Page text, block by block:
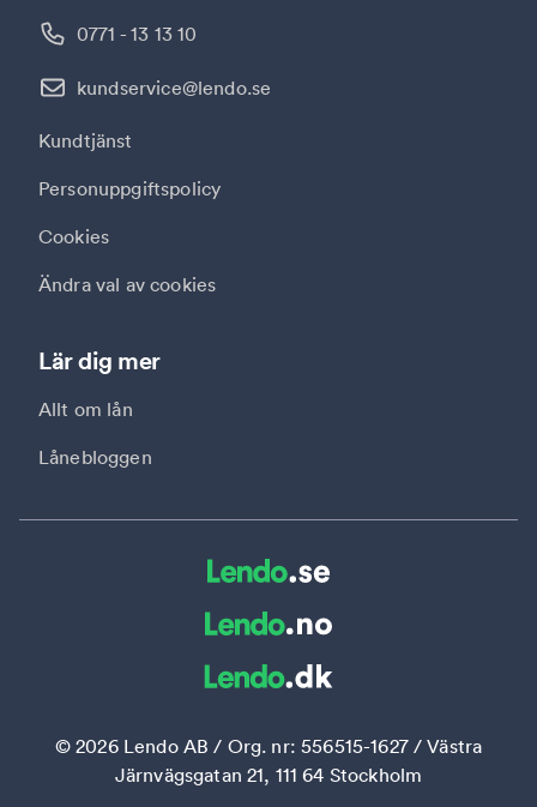
Lär dig mer
Allt om lån
Lånebloggen
0771 - 13 13 10
kundservice@lendo.se
Kundtjänst
Personuppgiftspolicy
Cookies
Ändra val av cookies
©2026Lendo AB / Org. nr: 556515-1627 / Västra
Järnvägsgatan 21, 111 64 Stockholm